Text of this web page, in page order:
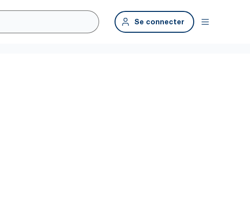
Se connecter